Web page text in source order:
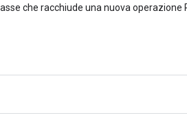
che racchiude una nuova operazione